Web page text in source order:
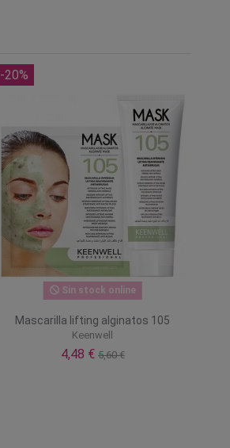
-20%
Sin stock online
Mascarilla lifting alginatos 105
Keenwell
4,48 € 5,60 €